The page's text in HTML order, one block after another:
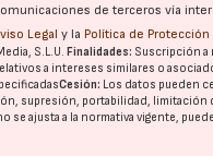
de terceros vía
Legal y la Política de Protección
S.L.U.Finalidades: Suscripción a
a intereses similares o
Cesión: Los datos pueden
supresión, portabilidad, limitación
se ajusta a la normativa vigente,